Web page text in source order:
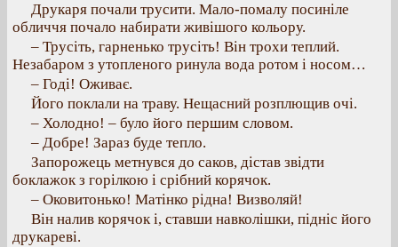
Друкаря почали трусити. Мало-помалу посиніле
обличчя почало набирати живішого кольору.
– Трусіть, гарненько трусіть! Він трохи теплий.
Незабаром з утопленого ринула вода ротом і носом…
– Годі! Оживає.
Його поклали на траву. Нещасний розплющив очі.
– Холодно! – було його першим словом.
– Добре! Зараз буде тепло.
Запорожець метнувся до саков, дістав звідти
боклажок з горілкою і срібний корячок.
– Оковитонько! Матінко рідна! Визволяй!
Він налив корячок і, ставши навколішки, підніс його
друкареві.